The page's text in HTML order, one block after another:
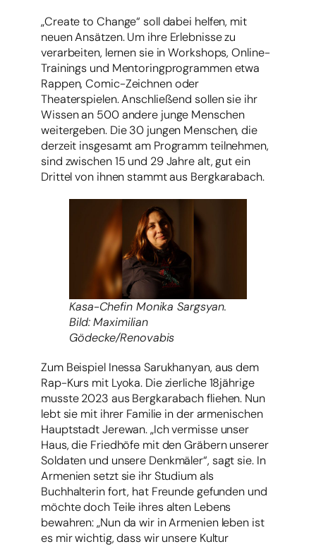
„Create to Change“ soll dabei helfen, mit
neuen Ansätzen. Um ihre Erlebnisse zu
verarbeiten, lernen sie in Workshops, Online-
Trainings und Mentoringprogrammen etwa
Rappen, Comic-Zeichnen oder
Theaterspielen. Anschließend sollen sie ihr
Wissen an 500 andere junge Menschen
weitergeben. Die 30 jungen Menschen, die
derzeit insgesamt am Programm teilnehmen,
sind zwischen 15 und 29 Jahre alt, gut ein
Drittel von ihnen stammt aus Bergkarabach.
Kasa-Chefin Monika Sargsyan.
Bild: Maximilian
Gödecke/Renovabis
Zum Beispiel Inessa Sarukhanyan, aus dem
Rap-Kurs mit Lyoka. Die zierliche 18jährige
musste 2023 aus Bergkarabach fliehen. Nun
lebt sie mit ihrer Familie in der armenischen
Hauptstadt Jerewan. „Ich vermisse unser
Haus, die Friedhöfe mit den Gräbern unserer
Soldaten und unsere Denkmäler“, sagt sie. In
Armenien setzt sie ihr Studium als
Buchhalterin fort, hat Freunde gefunden und
möchte doch Teile ihres alten Lebens
bewahren: „Nun da wir in Armenien leben ist
es mir wichtig, dass wir unsere Kultur